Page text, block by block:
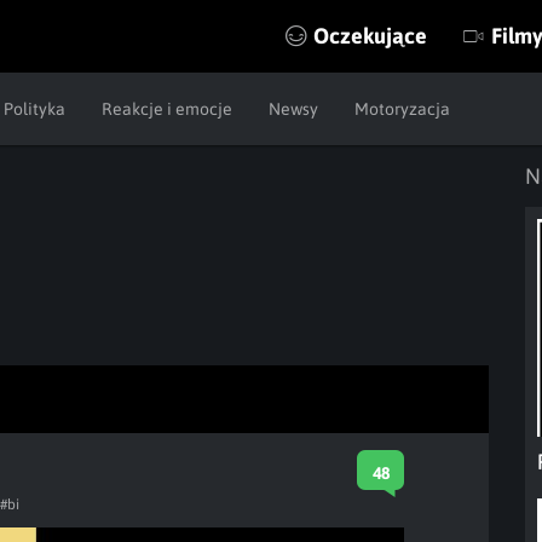
Oczekujące Filmy
Polityka Reakcje i emocje Newsy Motoryzacja
48
#bi